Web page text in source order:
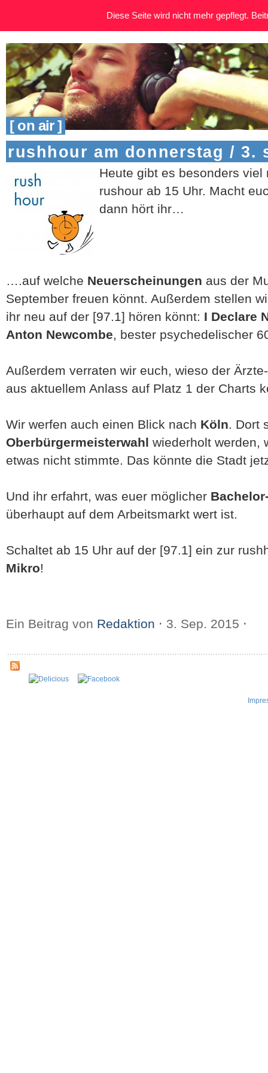
[ on air ]
rushhour am donnerstag / 3.
Heute gibt es besonders
rushour ab 15 Uhr. Macht
dann hört ihr…
….auf welche Neuerscheinungen aus der
September freuen könnt. Außerdem stellen
ihr neu auf der [97.1] hören könnt: I Declare
Anton Newcombe, bester psychedelischer
Außerdem verraten wir euch, wieso der
aus aktuellem Anlass auf Platz 1 der Charts
Wir werfen auch einen Blick nach Köln. Dort
Oberbürgermeisterwahl wiederholt werden,
etwas nicht stimmte. Das könnte die Stadt
Und ihr erfahrt, was euer möglicher
überhaupt auf dem Arbeitsmarkt wert ist.
Schaltet ab 15 Uhr auf der [97.1] ein zur
Mikro!
Ein Beitrag von Redaktion ⋅ 3. Sep. 2015 ⋅
Diese Seite wird nicht mehr gepflegt.